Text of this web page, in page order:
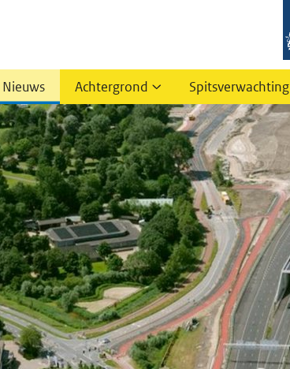
Nieuws Achtergrond Spitsverwachting